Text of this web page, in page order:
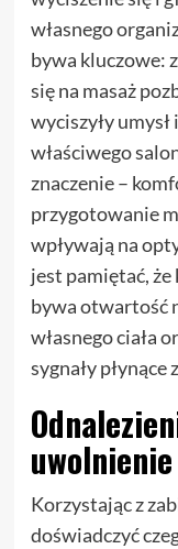
własnego
bywa kluczowe:
się na masaż
wyciszyły
właściwego
znaczenie –
przygotowanie
wpływają na
jest pamiętać, że
bywa otwartość
własnego ciała
sygnały płynące
Korzystając z
doświadczyć